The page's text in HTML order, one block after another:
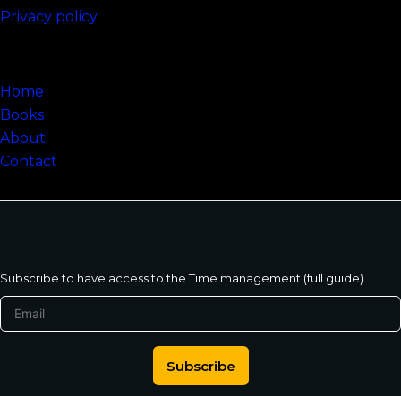
Privacy policy
Home
Books
About
Contact
Subscribe to have access to the Time management (full guide)
Subscribe